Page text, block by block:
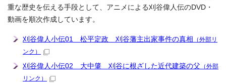
重な歴史を伝える手段として、アニメによる刈谷偉人伝のDVD・
動画を順次作成しています。
刈谷偉人小伝01 松平定政 刈谷藩主出家事件の真相
（外部リ
ンク）
刈谷偉人小伝02 大中肇 刈谷に根ざした近代建築の父 （外部
リンク）